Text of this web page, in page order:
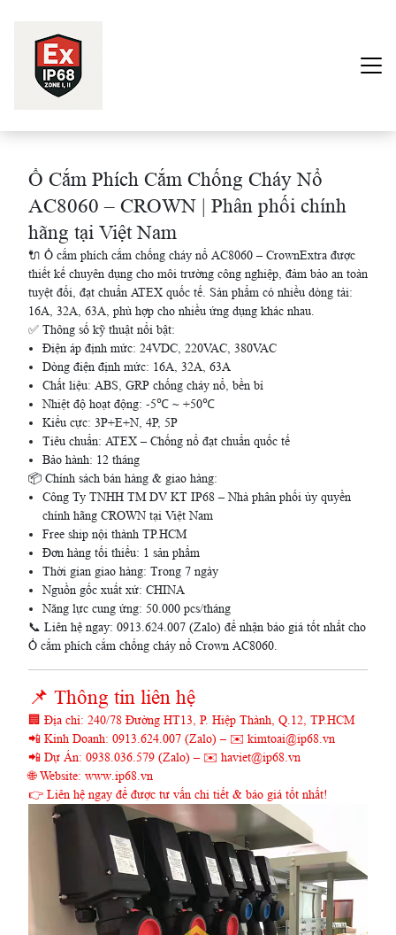
Sản phẩm
Về Chúng Tôi
Ổ Cắm Phích Cắm Chống Cháy Nổ
AC8060 – CROWN | Phân phối chính
hãng tại Việt Nam
🔌 Ổ cắm phích cắm chống cháy nổ AC8060 – CrownExtra được
thiết kế chuyên dụng cho môi trường công nghiệp, đảm bảo an toàn
tuyệt đối, đạt chuẩn ATEX quốc tế. Sản phẩm có nhiều dòng tải:
16A, 32A, 63A, phù hợp cho nhiều ứng dụng khác nhau.
✅ Thông số kỹ thuật nổi bật:
Điện áp định mức: 24VDC, 220VAC, 380VAC
Dòng điện định mức: 16A, 32A, 63A
Chất liệu: ABS, GRP chống cháy nổ, bền bỉ
Nhiệt độ hoạt động: -5℃ ~ +50℃
Kiểu cực: 3P+E+N, 4P, 5P
Tiêu chuẩn: ATEX – Chống nổ đạt chuẩn quốc tế
Bảo hành: 12 tháng
📦 Chính sách bán hàng & giao hàng:
Công Ty TNHH TM DV KT IP68 – Nhà phân phối ủy quyền
chính hãng CROWN tại Việt Nam
Free ship nội thành TP.HCM
Đơn hàng tối thiểu: 1 sản phẩm
Thời gian giao hàng: Trong 7 ngày
Nguồn gốc xuất xứ: CHINA
Năng lực cung ứng: 50.000 pcs/tháng
📞 Liên hệ ngay: 0913.624.007 (Zalo) để nhận báo giá tốt nhất cho
Ổ cắm phích cắm chống cháy nổ Crown AC8060.
📌 Thông tin liên hệ
🏢 Địa chỉ: 240/78 Đường HT13, P. Hiệp Thành, Q.12, TP.HCM
📲 Kinh Doanh: 0913.624.007 (Zalo) – ✉️ kimtoai@ip68.vn
📲 Dự Án: 0938.036.579 (Zalo) – ✉️ haviet@ip68.vn
🌐 Website: www.ip68.vn
👉 Liên hệ ngay để được tư vấn chi tiết & báo giá tốt nhất!